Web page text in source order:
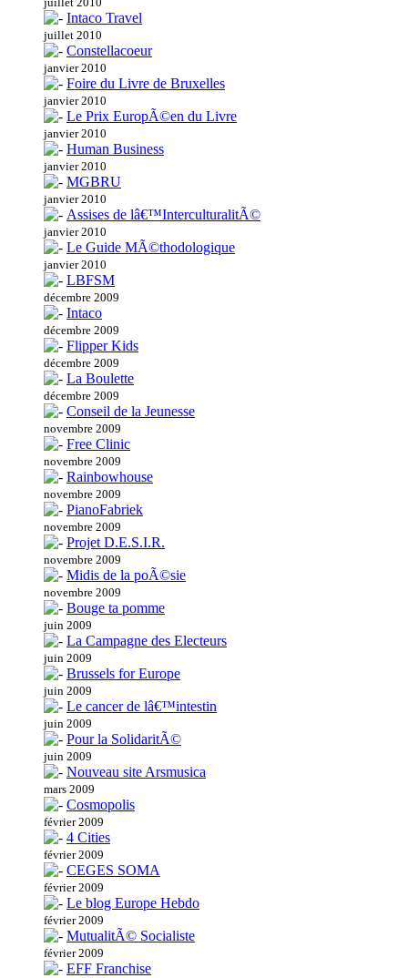
Intaco Travel
juillet 2010
Constellacoeur
janvier 2010
Foire du Livre de Bruxelles
janvier 2010
Le Prix EuropÃ©en du Livre
janvier 2010
Human Business
janvier 2010
MGBRU
janvier 2010
Assises de lâ€™InterculturalitÃ©
janvier 2010
Le Guide MÃ©thodologique
janvier 2010
LBFSM
décembre 2009
Intaco
décembre 2009
Flipper Kids
décembre 2009
La Boulette
décembre 2009
Conseil de la Jeunesse
novembre 2009
Free Clinic
novembre 2009
Rainbowhouse
novembre 2009
PianoFabriek
novembre 2009
Projet D.E.S.I.R.
novembre 2009
Midis de la poÃ©sie
novembre 2009
Bouge ta pomme
juin 2009
La Campagne des Electeurs
juin 2009
Brussels for Europe
juin 2009
Le cancer de lâ€™intestin
juin 2009
Pour la SolidaritÃ©
juin 2009
Nouveau site Arsmusica
mars 2009
Cosmopolis
février 2009
4 Cities
février 2009
CEGES SOMA
février 2009
Le blog Europe Hebdo
février 2009
MutualitÃ© Socialiste
février 2009
EFF Franchise